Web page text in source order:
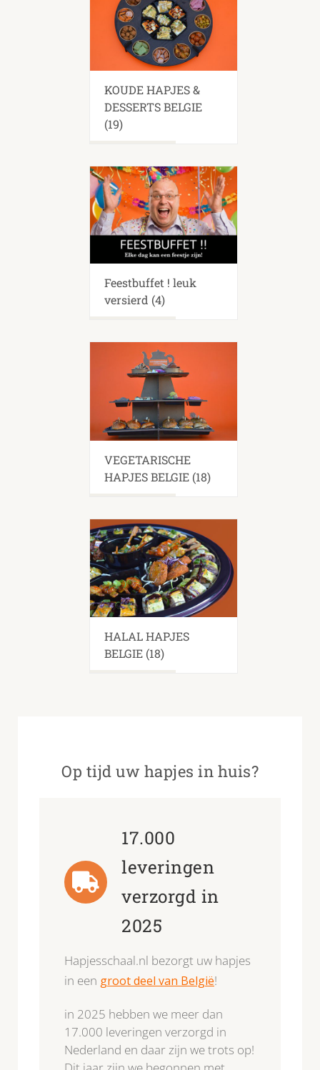
KOUDE HAPJES &
DESSERTS BELGIE
(19)
Feestbuffet ! leuk
versierd (4)
VEGETARISCHE
HAPJES BELGIE (18)
HALAL HAPJES
BELGIE (18)
Op tijd uw hapjes in huis?
17.000
leveringen
verzorgd in
2025
Hapjesschaal.nl bezorgt uw hapjes
in een groot deel van België!
in 2025 hebben we meer dan
17.000 leveringen verzorgd in
Nederland en daar zijn we trots op!